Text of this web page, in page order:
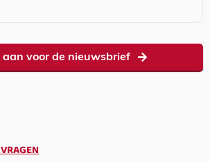
aan voor de nieuwsbrief